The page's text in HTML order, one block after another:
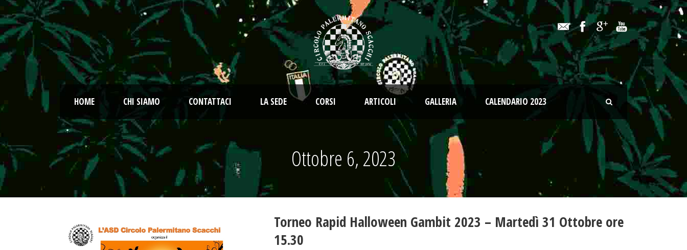
HOME CHI SIAMO CONTATTACI LA SEDE CORSI ARTICOLI GALLERIA CALENDARIO 2023
Ottobre 6, 2023
Torneo Rapid Halloween Gambit 2023 – Martedì 31 Ottobre ore
15.30